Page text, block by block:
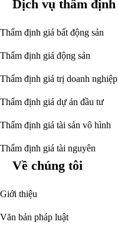
Dịch vụ thẩm định
Thẩm định giá bất động sản
Thẩm định giá động sản
Thẩm định giá trị doanh nghiệp
Thẩm định giá dự án đầu tư
Thẩm định giá tài sản vô hình
Thẩm định giá tài nguyên
Về chúng tôi
Giới thiệu
Văn bản pháp luật